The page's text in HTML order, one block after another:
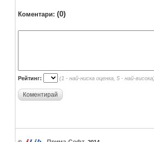
Коментари: (0)
Рейтинг: (1 - най-ниска оценка, 5 - най-
Коментирай